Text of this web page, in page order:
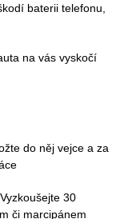
baterii telefonu,
na vás vyskočí
do něj vejce a za
30
či marcipánem